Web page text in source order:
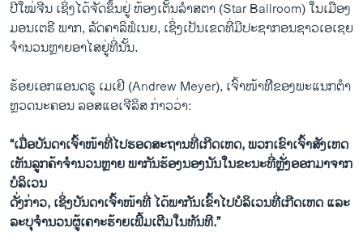
ປີໃໝ່ຈີນ ເຊິ່ງໄດ້ຈັດຂຶ້ນຢູ່ ຫ້ອງເຕັ້ນລໍາສຕາ (Star Ballroom) ໃນເມືອງ
ມອນເຕຣີ ພາກ, ລັດຄາລິຟໍເນຍ, ເຊິ່ງເປັນເຂດທີ່ມີປະຊາກອນຊາວເອເຊຍ
ຈໍານວນຫຼາຍອາໄສຢູ່ທີ່ນັ້ນ.
ຮ້ອຍເອກແອນດຣູ ເມເຢີ (Andrew Meyer), ເຈົ້າໜ້າທີີຂອງພະແນກຕໍາ
ຫຼວດນະຄອນ ລອສແອເຈີລິສ ກ່າວວ່າ:
“ເມື່ອບັນດາເຈົ້າໜ້າທີ່ໄປຮອດສະຖານທີ່ເກີດເຫດ, ພວກເຂົາເຈົ້າສັງເຫດ
ເຫັນລູກຄ້າຈໍານວນຫຼາຍ ພາກັນຮ້ອງນອງນັນໃນຂະນະທີ່ຫຼັ່ງອອກມາຈາກ
ບໍ​ລິ​ເວນ
ດັ່ງກ່າວ, ເຊິ່ງບັນດາເຈົ້າໜ້າທີ່ ໄດ້ພາກັນເຂົ້າໄປບໍລິເວນທີ່ເກີດເຫດ ແລະ
ລະບຸຈໍານວນຜູ້ເຄາະຮ້າຍເພີ້ມເຕີມໃນທັນທີ.”